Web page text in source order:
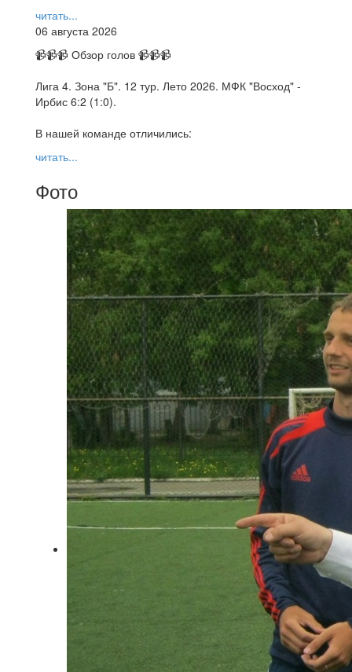
читать...
06 августа 2026
📹📹📹 Обзор голов 📹📹📹
Лига 4. Зона "Б". 12 тур. Лето 2026. МФК "Восход" -
Ирбис 6:2 (1:0).
В нашей команде отличились:
читать...
Фото